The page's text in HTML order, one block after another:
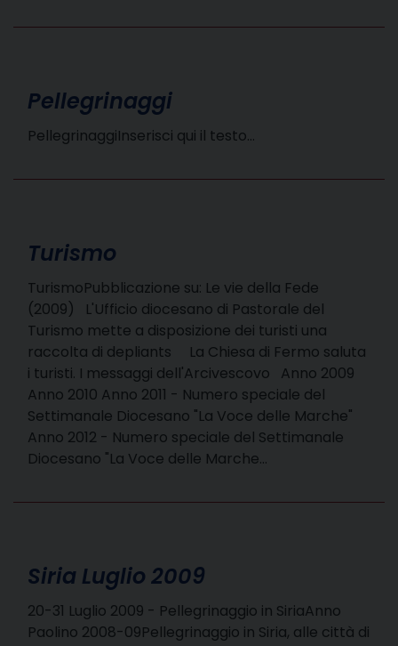
Pellegrinaggi
PellegrinaggiInserisci qui il testo…
Turismo
TurismoPubblicazione su: Le vie della Fede
(2009) L'Ufficio diocesano di Pastorale del
Turismo mette a disposizione dei turisti una
raccolta di depliants La Chiesa di Fermo saluta
i turisti. I messaggi dell'Arcivescovo Anno 2009
Anno 2010 Anno 2011 - Numero speciale del
Settimanale Diocesano "La Voce delle Marche"
Anno 2012 - Numero speciale del Settimanale
Diocesano "La Voce delle Marche…
Siria Luglio 2009
20-31 Luglio 2009 - Pellegrinaggio in SiriaAnno
Paolino 2008-09Pellegrinaggio in Siria, alle città di